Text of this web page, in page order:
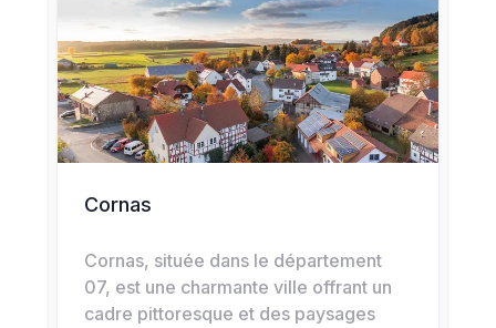
Cornas
Cornas, située dans le département
07, est une charmante ville offrant un
cadre pittoresque et des paysages